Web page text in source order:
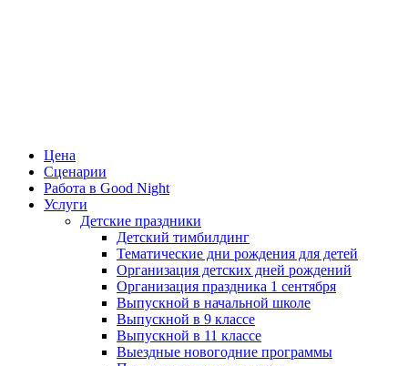
Цена
Сценарии
Работа в Good Night
Услуги
Детские праздники
Детский тимбилдинг
Тематические дни рождения для детей
Организация детских дней рождений
Организация праздника 1 сентября
Выпускной в начальной школе
Выпускной в 9 классе
Выпускной в 11 классе
Выездные новогодние программы